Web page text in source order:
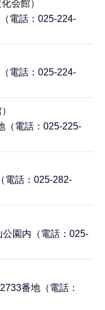
会館）
電話：025-224-
電話：025-224-
（電話：025-225-
電話：025-282-
園内（電話：025-
番地（電話：